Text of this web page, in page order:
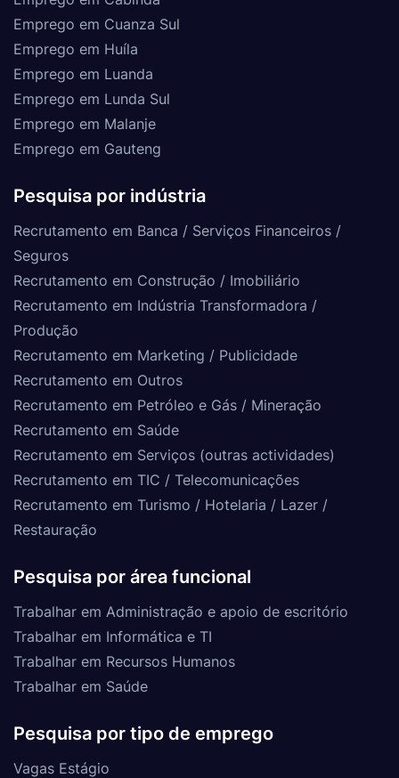
Emprego em Cuanza Sul
Emprego em Huíla
Emprego em Luanda
Emprego em Lunda Sul
Emprego em Malanje
Emprego em Gauteng
Pesquisa por indústria
Recrutamento em Banca / Serviços Financeiros /
Seguros
Recrutamento em Construção / Imobiliário
Recrutamento em Indústria Transformadora /
Produção
Recrutamento em Marketing / Publicidade
Recrutamento em Outros
Recrutamento em Petróleo e Gás / Mineração
Recrutamento em Saúde
Recrutamento em Serviços (outras actividades)
Recrutamento em TIC / Telecomunicações
Recrutamento em Turismo / Hotelaria / Lazer /
Restauração
Pesquisa por área funcional
Trabalhar em Administração e apoio de escritório
Trabalhar em Informática e TI
Trabalhar em Recursos Humanos
Trabalhar em Saúde
Pesquisa por tipo de emprego
Vagas Estágio